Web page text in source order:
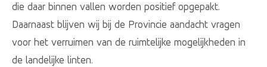
die daar binnen vallen worden positief opgepakt.
Daarnaast blijven wij bij de Provincie aandacht vragen
voor het verruimen van de ruimtelijke mogelijkheden in
de landelijke linten.